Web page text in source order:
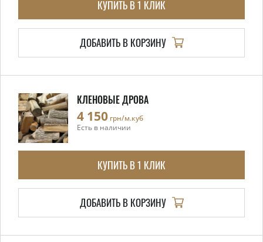
КУПИТЬ В 1 КЛИК
ДОБАВИТЬ В КОРЗИНУ
КЛЕНОВЫЕ ДРОВА
4 150 грн/м.куб
Есть в наличии
КУПИТЬ В 1 КЛИК
ДОБАВИТЬ В КОРЗИНУ